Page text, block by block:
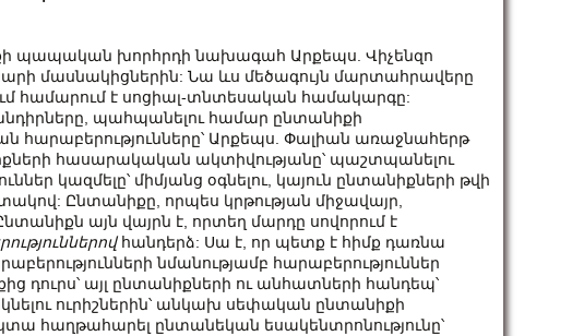
պապական խորհրդի նախագահ Արքեպս. Վիչենզո
մասնակիցներին: Նա ևս մեծագույն մարտահրավերը
համարում է սոցիալ-տնտեսական համակարգը:
պահպանելու համար ընտանիքի
հարաբերությունները՝ Արքեպս. Փալիան առաջնահերթ
հասարակական ակտիվությանը՝ պաշտպանելու
կազմելը՝ միմյանց օգնելու, կայուն ընտանիքների թվի
Ընտանիքը, որպես կրթության միջավայր,
այն վայրն է, որտեղ մարդը սովորում է
հանդերձ: Սա է, որ պետք է հիմք դառնա
նմանությամբ հարաբերություններ
դուրս՝ այլ ընտանիքների ու անհատների հանդեպ՝
ուրիշներին՝ անկախ սեփական ընտանիքի
հաղթահարել ընտանեկան եսակենտրոնությունը՝